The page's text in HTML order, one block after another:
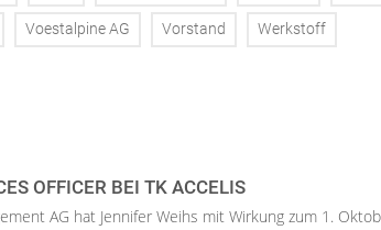
Voestalpine AG Vorstand Werkstoff
OFFICER BEI TK ACCELIS
AG hat Jennifer Weihs mit Wirkung zum 1.